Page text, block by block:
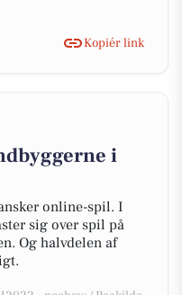
Kopiér link
i
online-spil. I
sig over spil på
Og halvdelen af